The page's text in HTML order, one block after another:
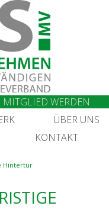
ÜBER UNS
KON­TAKT
MIT­GLIED WERDEN
Hintertür